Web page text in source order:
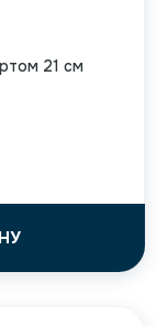
21 см